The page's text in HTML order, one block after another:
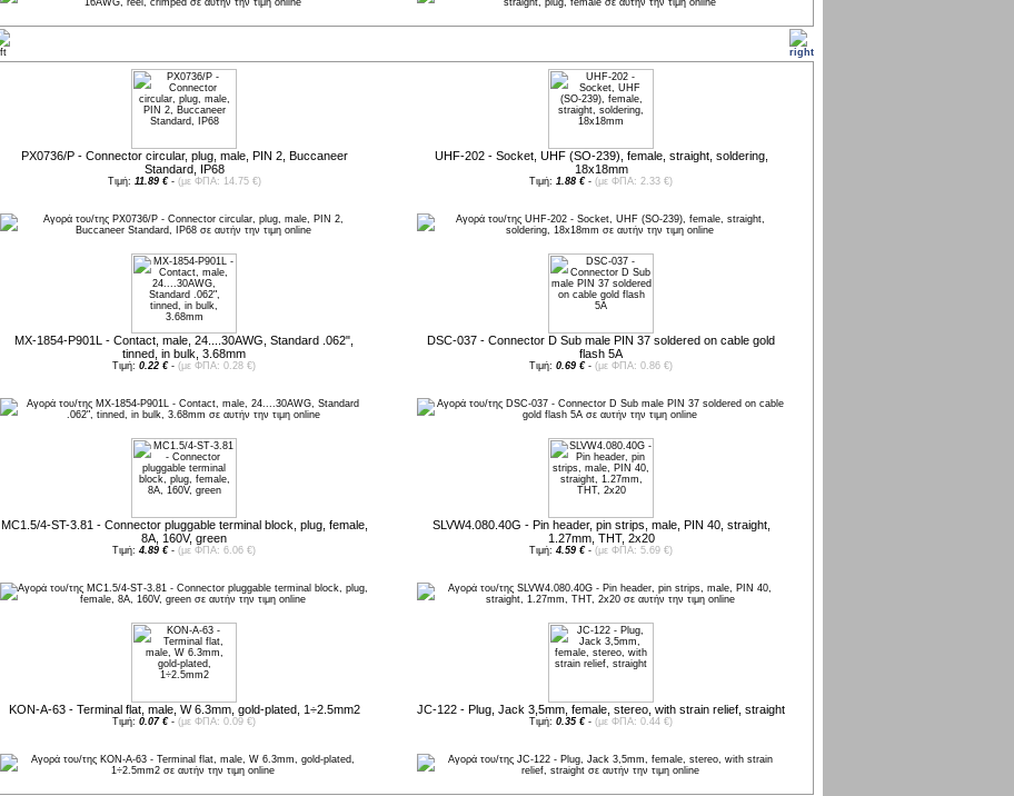
PX0736/P - Connector circular, plug, male, PIN 2, Buccaneer
Standard, IP68
Τιμή: 11.89 €- (με ΦΠΑ: 14.75 €)
UHF-202 - Socket, UHF (SO-239), female, straight, soldering,
18x18mm
Τιμή: 1.88 €- (με ΦΠΑ: 2.33 €)
MX-1854-P901L - Contact, male, 24....30AWG, Standard .062",
tinned, in bulk, 3.68mm
Τιμή: 0.22 €- (με ΦΠΑ: 0.28 €)
DSC-037 - Connector D Sub male PIN 37 soldered on cable gold
flash 5A
Τιμή: 0.69 €- (με ΦΠΑ: 0.86 €)
MC1.5/4-ST-3.81 - Connector pluggable terminal block, plug, female,
8A, 160V, green
Τιμή: 4.89 €- (με ΦΠΑ: 6.06 €)
SLVW4.080.40G - Pin header, pin strips, male, PIN 40, straight,
1.27mm, THT, 2x20
Τιμή: 4.59 €- (με ΦΠΑ: 5.69 €)
KON-A-63 - Terminal flat, male, W 6.3mm, gold-plated, 1÷2.5mm2
Τιμή: 0.07 €- (με ΦΠΑ: 0.09 €)
JC-122 - Plug, Jack 3,5mm, female, stereo, with strain relief, straight
Τιμή: 0.35 €- (με ΦΠΑ: 0.44 €)